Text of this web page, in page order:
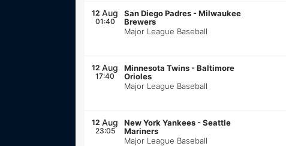
12 Aug
01:40
San Diego Padres -Milwaukee
Brewers
Major League Baseball
12 Aug
17:40
Minnesota Twins -Baltimore
Orioles
Major League Baseball
12 Aug
23:05
New York Yankees -Seattle
Mariners
Major League Baseball